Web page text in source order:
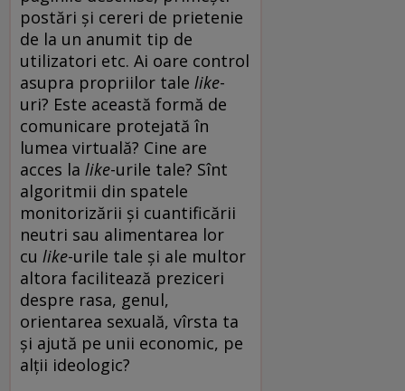
postări și cereri de prietenie
de la un anumit tip de
utilizatori etc. Ai oare control
asupra propriilor tale like-
uri? Este această formă de
comunicare protejată în
lumea virtuală? Cine are
acces la like-urile tale? Sînt
algoritmii din spatele
monitorizării și cuantificării
neutri sau alimentarea lor
cu like-urile tale și ale multor
altora facilitează preziceri
despre rasa, genul,
orientarea sexuală, vîrsta ta
și ajută pe unii economic, pe
alții ideologic?